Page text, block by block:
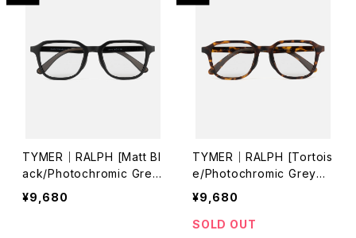
TYMER｜RALPH [Matt Bl
ack/Photochromic Grey
（調光レンズ）]
¥9,680
TYMER｜RALPH [Tortois
e/Photochromic Grey
（調光レンズ）]
¥9,680
SOLD OUT